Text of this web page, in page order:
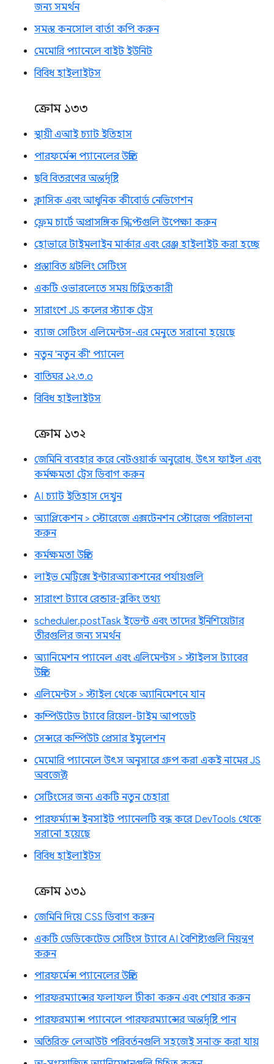
জন্য সমর্থন
সমস্ত কনসোল বার্তা কপি করুন
মেমোরি প্যানেলে বাইট ইউনিট
বিবিধ হাইলাইটস
ক্রোম ১৩৩
স্থায়ী এআই চ্যাট ইতিহাস
পারফর্মেন্স প্যানেলের উন্নতি
ছবি বিতরণের অন্তর্দৃষ্টি
ক্লাসিক এবং আধুনিক কীবোর্ড নেভিগেশন
ফ্লেম চার্টে অপ্রাসঙ্গিক স্ক্রিপ্টগুলি উপেক্ষা করুন
হোভারে টাইমলাইন মার্কার এবং রেঞ্জ হাইলাইট করা হচ্ছে
প্রস্তাবিত থ্রটলিং সেটিংস
একটি ওভারলেতে সময় চিহ্নিতকারী
সারাংশে JS কলের স্ট্যাক ট্রেস
ব্যাজ সেটিংস এলিমেন্টস-এর মেনুতে সরানো হয়েছে
নতুন 'নতুন কী' প্যানেল
বাতিঘর ১২.৩.০
বিবিধ হাইলাইটস
ক্রোম ১৩২
জেমিনি ব্যবহার করে নেটওয়ার্ক অনুরোধ, উৎস ফাইল এবং
কর্মক্ষমতা ট্রেস ডিবাগ করুন
AI চ্যাট ইতিহাস দেখুন
অ্যাপ্লিকেশন > স্টোরেজে এক্সটেনশন স্টোরেজ পরিচালনা
করুন
কর্মক্ষমতা উন্নতি
লাইভ মেট্রিক্সে ইন্টারঅ্যাকশনের পর্যায়গুলি
সারাংশ ট্যাবে রেন্ডার-ব্লকিং তথ্য
scheduler.postTask ইভেন্ট এবং তাদের ইনিশিয়েটার
তীরগুলির জন্য সমর্থন
অ্যানিমেশন প্যানেল এবং এলিমেন্টস > স্টাইলস ট্যাবের
উন্নতি
এলিমেন্টস > স্টাইল থেকে অ্যানিমেশনে যান
কম্পিউটেড ট্যাবে রিয়েল-টাইম আপডেট
সেন্সরে কম্পিউট প্রেসার ইমুলেশন
মেমোরি প্যানেলে উৎস অনুসারে গ্রুপ করা একই নামের JS
অবজেক্ট
সেটিংসের জন্য একটি নতুন চেহারা
পারফর্ম্যান্স ইনসাইট প্যানেলটি বন্ধ করে DevTools থেকে
সরানো হয়েছে
বিবিধ হাইলাইটস
ক্রোম ১৩১
জেমিনি দিয়ে CSS ডিবাগ করুন
একটি ডেডিকেটেড সেটিংস ট্যাবে AI বৈশিষ্ট্যগুলি নিয়ন্ত্রণ
করুন
পারফর্মেন্স প্যানেলের উন্নতি
পারফরম্যান্সের ফলাফল টীকা করুন এবং শেয়ার করুন
পারফরম্যান্স প্যানেলে পারফরম্যান্সের অন্তর্দৃষ্টি পান
অতিরিক্ত লেআউট পরিবর্তনগুলি সহজেই সনাক্ত করা যায়